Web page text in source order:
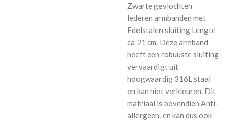
Zwarte gevlochten
lederen armbanden met
Edelstalen sluiting Lengte
ca 21 cm. Deze armband
heeft een robuuste sluiting
vervaardigt uit
hoogwaardig 316L staal
en kan niet verkleuren. Dit
matriaal is bovendien Anti-
allergeen, en kan dus ook